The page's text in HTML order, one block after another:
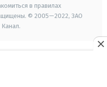
в правилах
© 2005—2022, ЗАО